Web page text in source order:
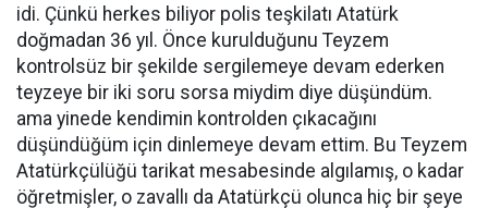
idi. Çünkü herkes biliyor polis teşkilatı Atatürk
doğmadan 36 yıl. Önce kurulduğunu Teyzem
kontrolsüz bir şekilde sergilemeye devam ederken
teyzeye bir iki soru sorsa miydim diye düşündüm.
ama yinede kendimin kontrolden çıkacağını
düşündüğüm için dinlemeye devam ettim. Bu Teyzem
Atatürkçülüğü tarikat mesabesinde algılamış, o kadar
öğretmişler, o zavallı da Atatürkçü olunca hiç bir şeye